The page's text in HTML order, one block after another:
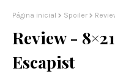
Página inicial Spoiler
Review -
Escapist